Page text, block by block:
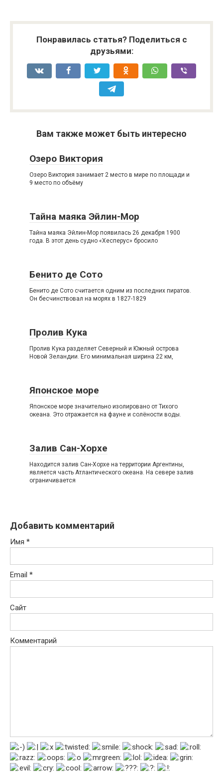
Понравилась статья? Поделиться с
друзьями:
Вам также может быть интересно
Озеро Виктория
Озеро Виктория занимает 2 место в мире по площади и
9 место по объёму
Тайна маяка Эйлин-Мор
Тайна маяка Эйлин-Мор появилась 26 декабря 1900
года. В этот день судно «Хесперус» бросило
Бенито де Сото
Бенито де Сото считается одним из последних пиратов.
Он бесчинствовал на морях в 1827-1829
Пролив Кука
Пролив Кука разделяет Северный и Южный острова
Новой Зеландии. Его минимальная ширина 22 км,
Японское море
Японское море значительно изолировано от Тихого
океана. Это отражается на фауне и солёности воды.
Залив Сан-Хорхе
Находится залив Сан-Хорхе на территории Аргентины,
является часть Атлантического океана. На севере залив
ограничивается
Добавить комментарий
Имя *
Email *
Сайт
Комментарий